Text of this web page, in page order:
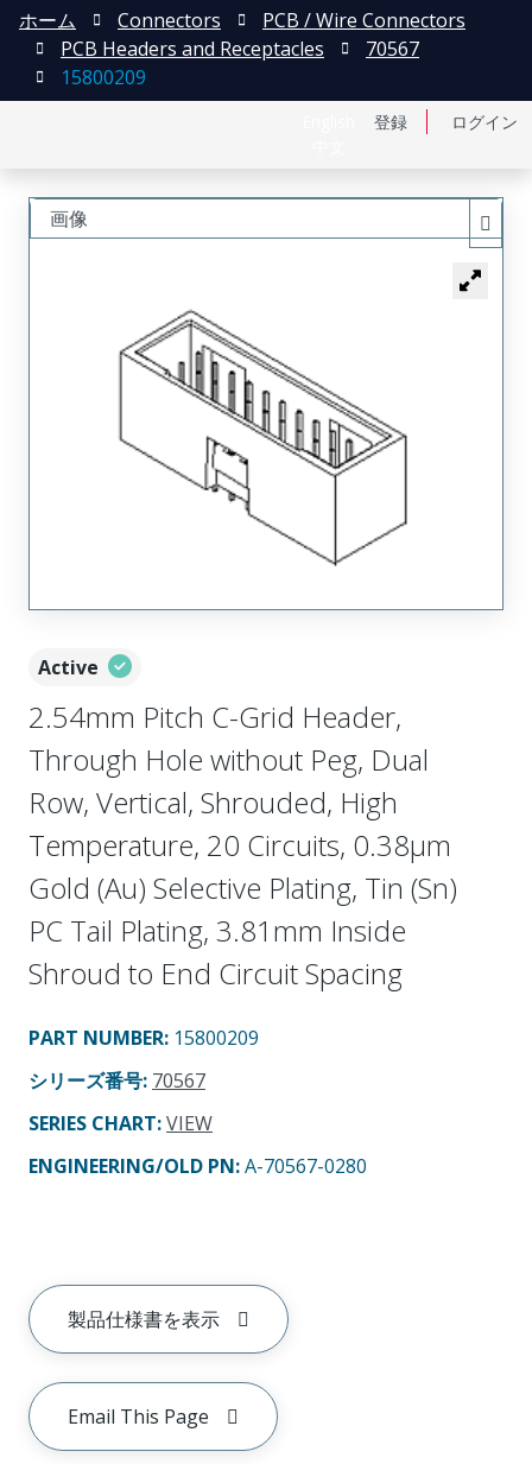
登録 ログイン
ホーム Connectors
PCB / Wire Connectors
PCB Headers and Receptacles
70567
15800209
Active
2.54mm Pitch C-Grid Header,
Through Hole without Peg, Dual
Row, Vertical, Shrouded, High
Temperature, 20 Circuits, 0.38µm
Gold (Au) Selective Plating, Tin (Sn)
PC Tail Plating, 3.81mm Inside
Shroud to End Circuit Spacing
PART NUMBER: 15800209
シリーズ番号: 70567
SERIES CHART:VIEW
ENGINEERING/OLD PN:A-70567-0280
製品仕様書を表示
Email This Page
画像